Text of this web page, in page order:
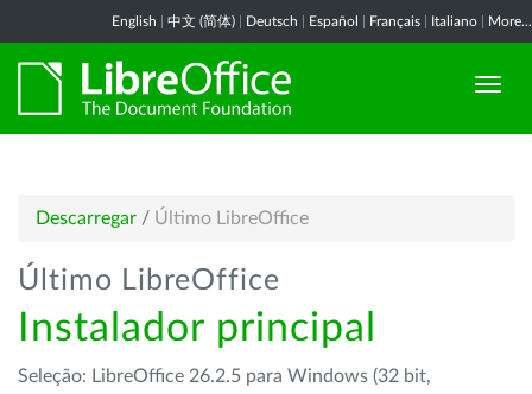
English 中文 (简体) Deutsch Español Français Italiano More...
Descarregar / Último LibreOffice
Último LibreOffice
Instalador principal
Seleção: LibreOffice 26.2.5 para Windows (32 bit,